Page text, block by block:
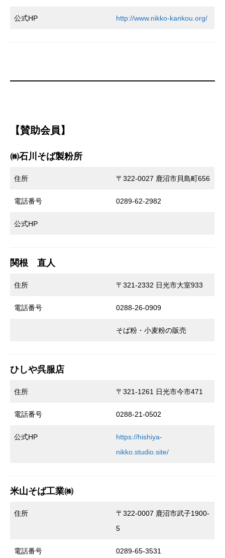
公式HP http://www.nikko-kankou.org/
【賛助会員】
㈱石川そば製粉所
住所 〒322-0027 鹿沼市貝島町656
電話番号 0289-62-2982
公式HP
関根 直人
住所 〒321-2332 日光市大室933
電話番号 0288-26-0909
そば粉・小麦粉の販売
ひしや呉服店
住所 〒321-1261 日光市今市471
電話番号 0288-21-0502
公式HP
https://hishiya-
nikko.studio.site/
米山そば工業㈱
住所
〒322-0007 鹿沼市武子1900-
5
電話番号 0289-65-3531